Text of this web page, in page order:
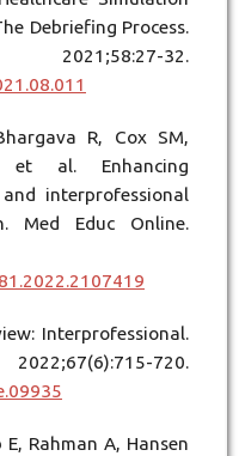
Debriefing Process.
32.
R, Cox SM,
et al. Enhancing
interprofessional
Med Educ Online.
Interprofessional.
720.
Rahman A, Hansen